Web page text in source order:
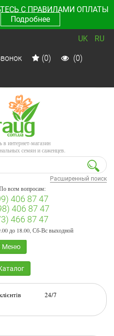
С ПРАВИЛАМИ ОПЛАТЫ
Подробнее
UK RU
(0) (0)
в интернет-магазин
семян и саженцев.
Расширенный поиск
всем вопросам:
406 87 47
406 87 47
466 87 47
до 18.00, Сб-Вс выходной
Меню
клієнтів 24/7